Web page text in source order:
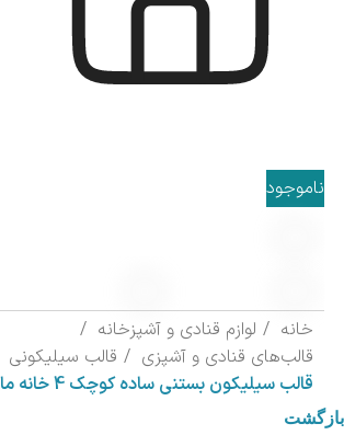
ناموجود
خانه
لوازم قنادی و آشپزخانه
قالب‌های قنادی و آشپزی
قالب سیلیکونی
قالب سیلیکون بستنی ساده کوچک 4 خانه مارکو
بازگشت